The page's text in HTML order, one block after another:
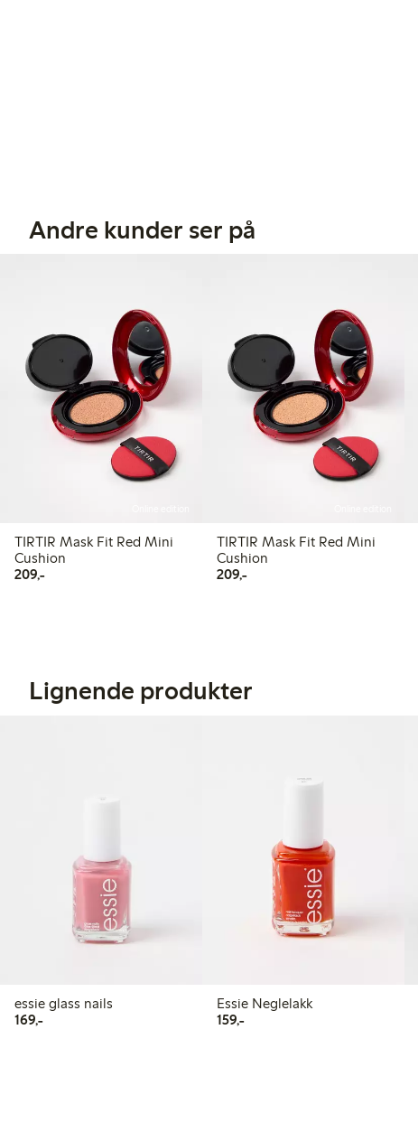
Andre kunder ser på
TIRTIR Mask Fit Red Mini
Cushion
209,-209,00 kr
TIRTIR Mask Fit Red Mini
Cushion
209,-209,00 kr
Lignende produkter
essie glass nails
169,-169,00 kr
Essie Neglelakk
159,-159,00 kr